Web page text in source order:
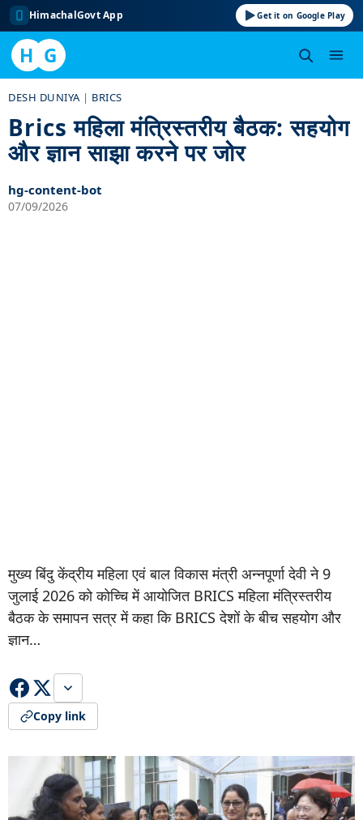
HimachalGovt App Get it on Google Play
H G
content
DESH DUNIYA | BRICS
Brics महिला मंत्रिस्तरीय बैठक: सहयोग
और ज्ञान साझा करने पर जोर
hg-content-bot
07/09/2026
मुख्य बिंदु केंद्रीय महिला एवं बाल विकास मंत्री अन्नपूर्णा देवी ने 9
जुलाई 2026 को कोच्चि में आयोजित BRICS महिला मंत्रिस्तरीय
बैठक के समापन सत्र में कहा कि BRICS देशों के बीच सहयोग और
ज्ञान…
Copy link